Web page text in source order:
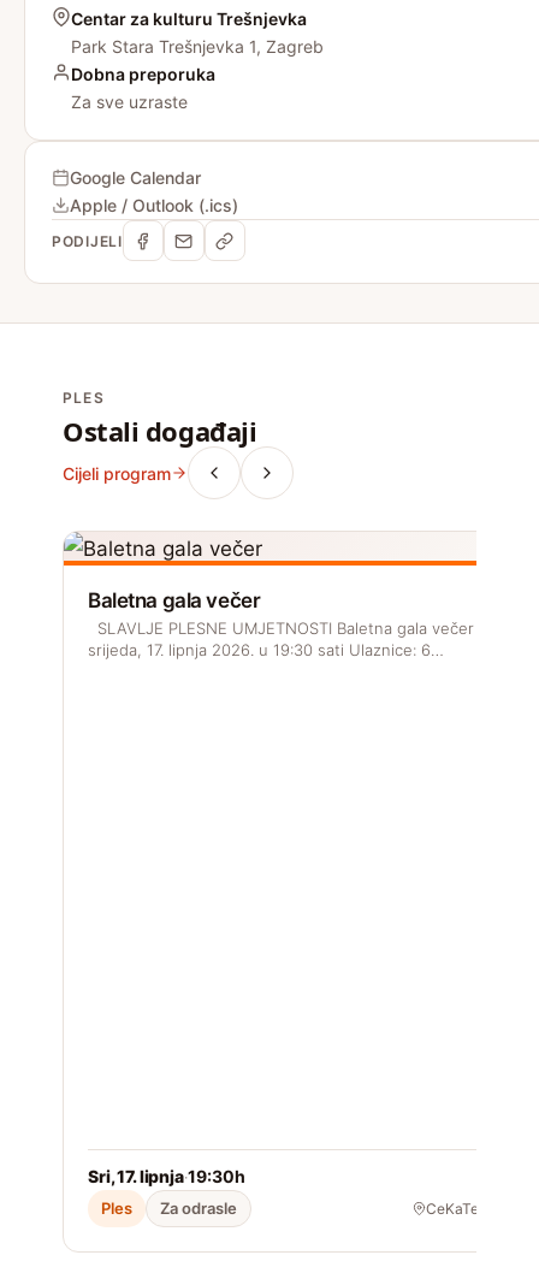
Centar za kulturu Trešnjevka
Park Stara Trešnjevka 1, Zagreb
Dobna preporuka
Za sve uzraste
Google Calendar
Apple / Outlook (.ics)
PODIJELI
PLES
Ostali događaji
Cijeli program
Baletna gala večer
SLAVLJE PLESNE UMJETNOSTI Baletna gala večer
srijeda, 17. lipnja 2026. u 19:30 sati Ulaznice: 6…
Sri, 17. lipnja·19:30h
Ples Za odrasle CeKaTe